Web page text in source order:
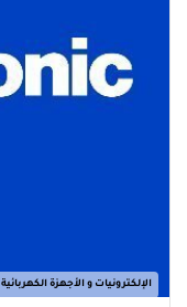
الإلكترونيات و الأجهزة الكهربائية